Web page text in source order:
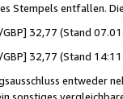
Stempels entfallen.
32,77 (Stand
32,77 (Stand
entweder
sonstiges